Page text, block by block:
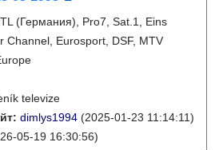
(Германия), Pro7, Sat.1, Eins
Channel, Eurosport, DSF, MTV
televize
dimlys1994 (2025-01-23 11:14:11)
05-19 16:30:56)